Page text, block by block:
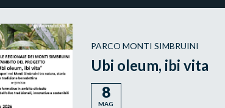
PARCO MONTI SIMBRUINI
Ubi oleum, ibi vita
8
MAG